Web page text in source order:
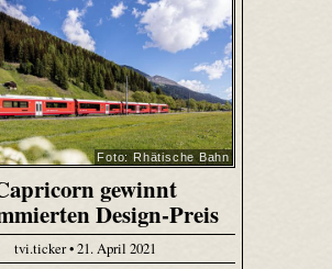
Foto: Rhätische Bahn
gewinnt
Design-Preis
tvi.ticker • 21. April 2021